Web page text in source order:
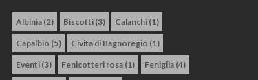
Albinia (2) Biscotti (3) Calanchi (1)
Capalbio (5) Civita di Bagnoregio (1)
Eventi (3) Fenicotteri rosa (1) Feniglia (4)